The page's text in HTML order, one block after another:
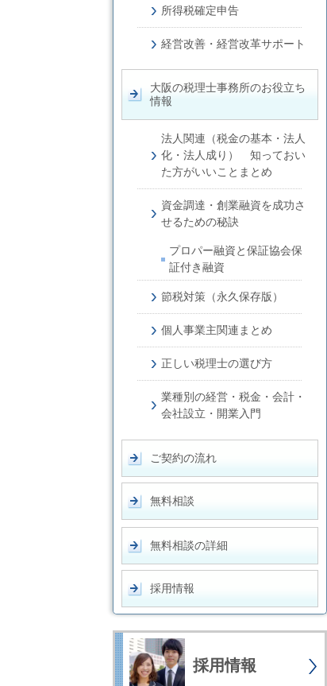
所得税確定申告
経営改善・経営改革サポート
大阪の税理士事務所のお役立ち
情報
法人関連（税金の基本・法人
化・法人成り） 知っておい
た方がいいことまとめ
資金調達・創業融資を成功さ
せるための秘訣
プロパー融資と保証協会保
証付き融資
節税対策（永久保存版）
個人事業主関連まとめ
正しい税理士の選び方
業種別の経営・税金・会計・
会社設立・開業入門
ご契約の流れ
無料相談
無料相談の詳細
採用情報
採用情報